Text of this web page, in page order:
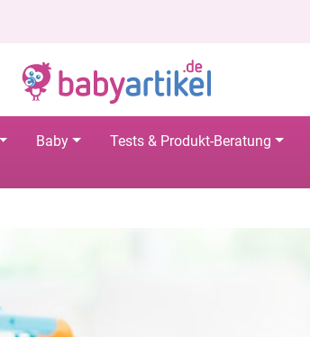
Baby Tests & Produkt-Beratung